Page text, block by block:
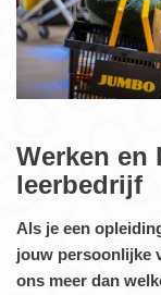
Werken en
leerbedrijf
Als je een
jouw persoonlijke
ons meer dan